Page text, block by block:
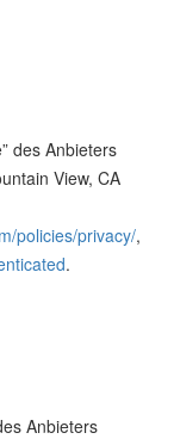
des Anbieters
View, CA
policies/privacy/,
.
Anbieters